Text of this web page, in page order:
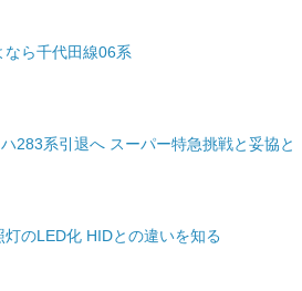
ら千代田線06系
283系引退へ スーパー特急挑戦と妥協と
のLED化 HIDとの違いを知る